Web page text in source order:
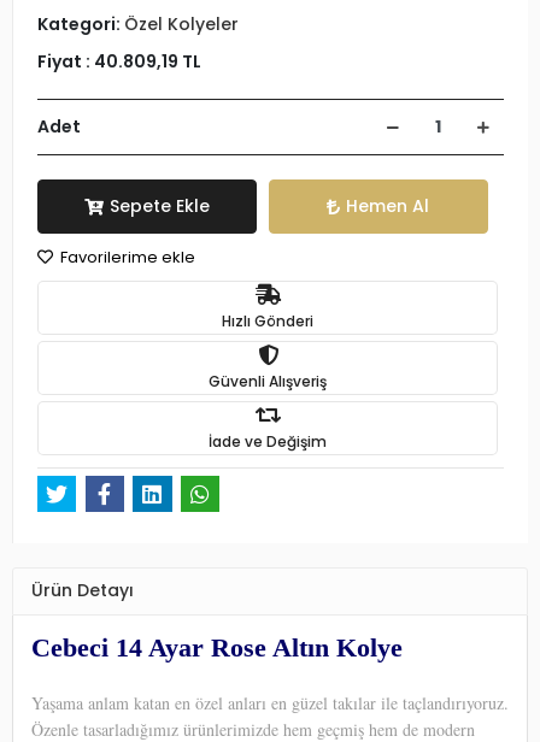
Kategori: Özel Kolyeler
Fiyat : 40.809,19 TL
Adet
Sepete Ekle Hemen Al
Favorilerime ekle
Hızlı Gönderi
Güvenli Alışveriş
İade ve Değişim
Ürün Detayı
Cebeci 14 Ayar Rose Altın Kolye
Yaşama anlam katan en özel anları en güzel takılar ile taçlandırıyoruz.
Özenle tasarladığımız ürünlerimizde hem geçmiş hem de modern